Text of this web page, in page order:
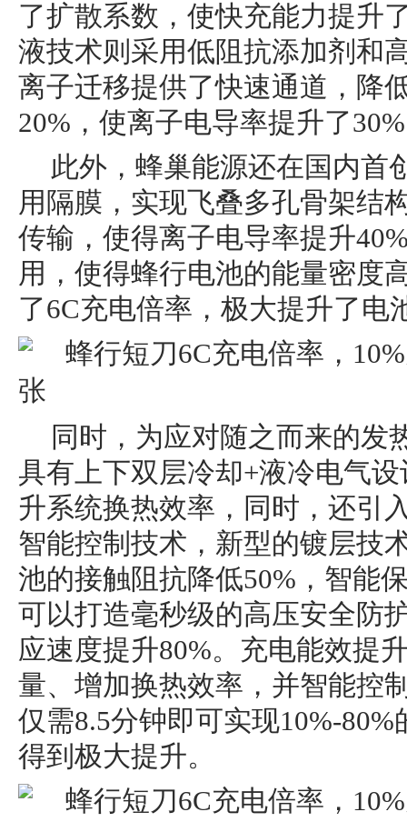
了扩散系数，使快充能力提升
液技术则采用低阻抗添加剂和
离子迁移提供了快速通道，降
20%，使离子电导率提升了
此外，蜂巢能源还在国内首
用隔膜，实现飞叠多孔骨架结
传输，使得离子电导率提升
用，使得蜂行电池的能量密度
了6C充电倍率，极大提升了电
同时，为应对随之而来的发
具有上下双层冷却+液冷电气
升系统换热效率，同时，还引
智能控制技术，新型的镀层技
池的接触阻抗降低50%，智能
可以打造毫秒级的高压安全防
应速度提升80%。充电能效提
量、增加换热效率，并智能控
仅需8.5分钟即可实现10%-
得到极大提升。